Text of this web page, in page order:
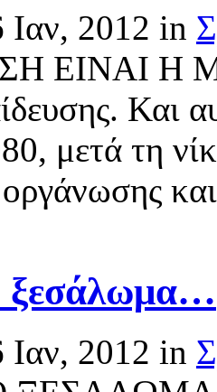
Ιαν, 2012 in
ΕΙΝΑΙ Η
Και
μετά τη
ξεσάλωμα…
Ιαν, 2012 in